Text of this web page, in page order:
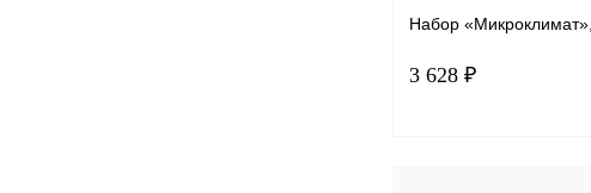
Набор
3 628 ₽